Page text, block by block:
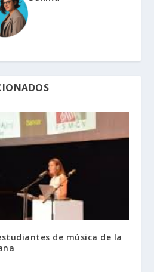
de música de la